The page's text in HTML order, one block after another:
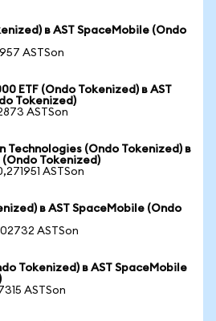
в AST SpaceMobile (Ondo
ASTSon
ETF (Ondo Tokenized) в AST
Tokenized)
ASTSon
Technologies (Ondo Tokenized) в
Tokenized)
ASTSon
в AST SpaceMobile (Ondo
ASTSon
Tokenized) в AST SpaceMobile
ASTSon